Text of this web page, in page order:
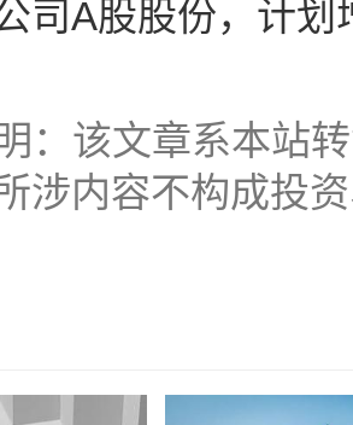
司A股股份，计
：该文章系本站
涉内容不构成投